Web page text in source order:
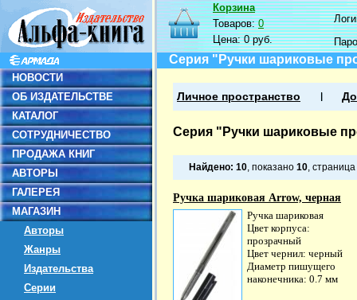
НОВОСТИ
ОБ ИЗДАТЕЛЬСТВЕ
КАТАЛОГ
СОТРУДНИЧЕСТВО
ПРОДАЖА КНИГ
АВТОРЫ
ГАЛЕРЕЯ
МАГАЗИН
Авторы
Жанры
Издательства
Серии
Корзина
Товаров:0
Цена:0 руб.
Серия "Ручки шариковые
Личное пространство
Серия "Ручки шариковые
Найдено: 10, показано 10, страница
Ручка шариковая Arrow, черная
Ручка шариковая
Цвет корпуса:
прозрачный
Цвет чернил: черный
Диаметр пишущего
наконечника: 0.7 мм